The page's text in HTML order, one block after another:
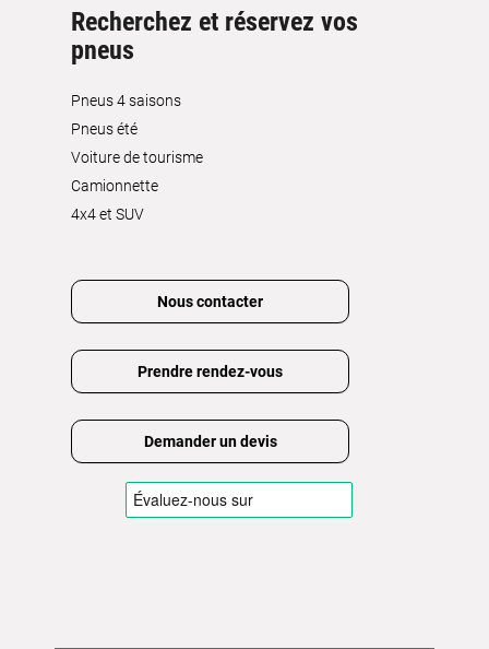
Recherchez et réservez vos
pneus
Pneus 4 saisons
Pneus été
Voiture de tourisme
Camionnette
4x4 et SUV
Nous contacter
Prendre rendez-vous
Demander un devis